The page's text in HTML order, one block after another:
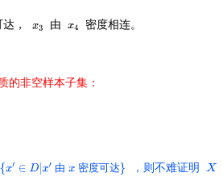
， 由 密度相连。
的非空样本子集：
由 密度可达 ，则不难证明